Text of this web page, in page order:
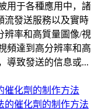
用于各種應用中，諸
流發送服務以及實時
辨率和高質量圖像/視
頻達到高分辨率和高
導致發送的信息或...
催化劑的制作方法